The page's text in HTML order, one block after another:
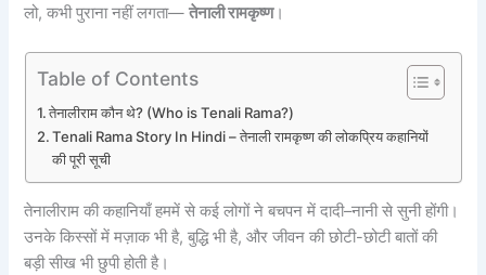
लो, कभी पुराना नहीं लगता—तेनाली रामकृष्ण।
Table of Contents
तेनालीराम कौन थे? (Who is Tenali Rama?)
Tenali Rama Story In Hindi – तेनाली रामकृष्ण की लोकप्रिय कहानियों
की पूरी सूची
तेनालीराम की कहानियाँ हममें से कई लोगों ने बचपन में दादी–नानी से सुनी होंगी।
उनके किस्सों में मज़ाक भी है, बुद्धि भी है, और जीवन की छोटी-छोटी बातों की
बड़ी सीख भी छुपी होती है।